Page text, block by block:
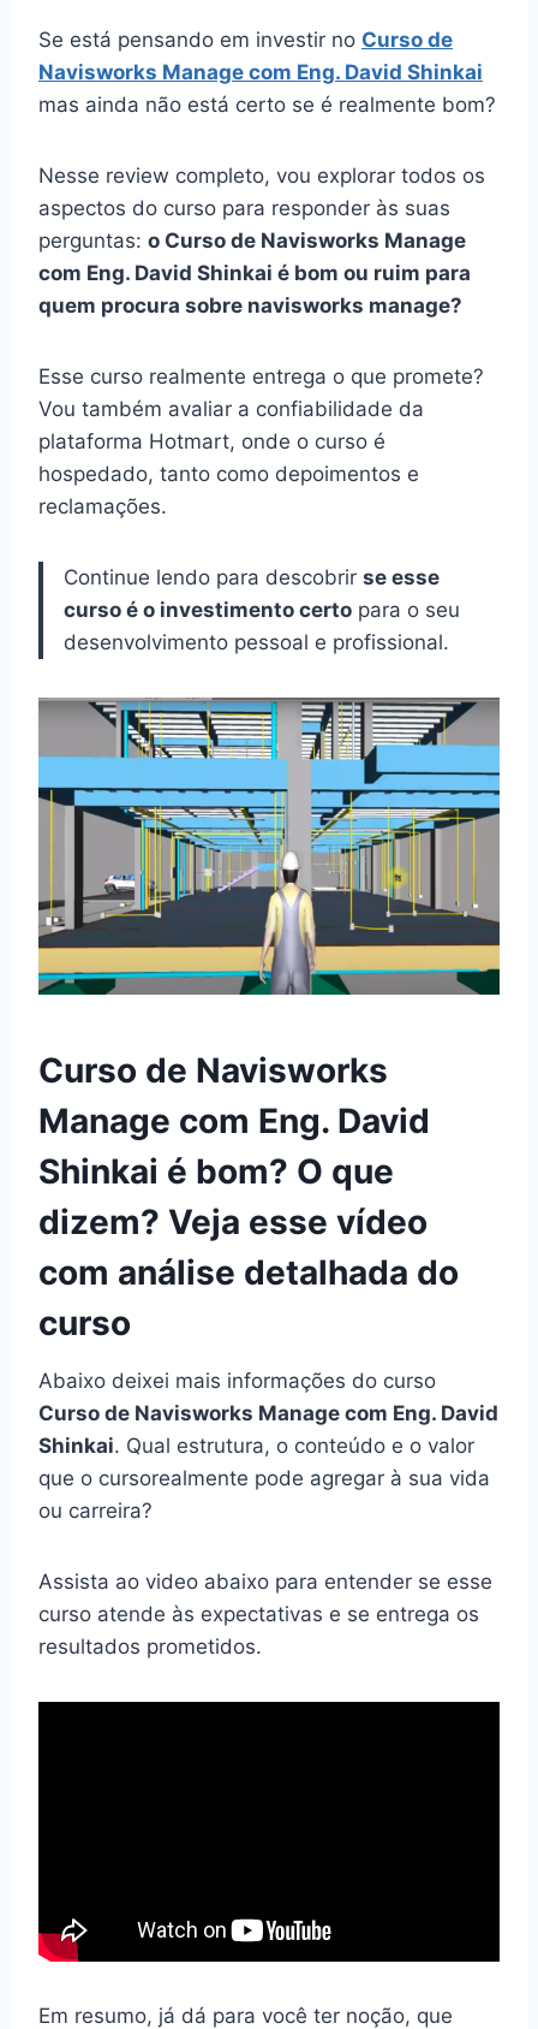
Se está pensando em investir no Curso de
Navisworks Manage com Eng. David Shinkai
mas ainda não está certo se é realmente bom?
Nesse review completo, vou explorar todos os
aspectos do curso para responder às suas
perguntas: o Curso de Navisworks Manage
com Eng. David Shinkai é bom ou ruim para
quem procura sobre navisworks manage?
Esse curso realmente entrega o que promete?
Vou também avaliar a confiabilidade da
plataforma Hotmart, onde o curso é
hospedado, tanto como depoimentos e
reclamações.
Continue lendo para descobrir se esse
curso é o investimento certo para o seu
desenvolvimento pessoal e profissional.
Curso de Navisworks
Manage com Eng. David
Shinkai é bom? O que
dizem? Veja esse vídeo
com análise detalhada do
curso
Abaixo deixei mais informações do curso
Curso de Navisworks Manage com Eng. David
Shinkai. Qual estrutura, o conteúdo e o valor
que o cursorealmente pode agregar à sua vida
ou carreira?
Assista ao video abaixo para entender se esse
curso atende às expectativas e se entrega os
resultados prometidos.
Em resumo, já dá para você ter noção, que